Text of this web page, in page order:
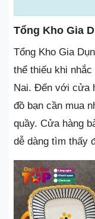
Tổng Kho Gia
Tổng Kho Gia
thể thiếu khi
Nai. Đến với cửa
đồ bạn cần mua
quầy. Cửa hàng
dễ dàng tìm thấy